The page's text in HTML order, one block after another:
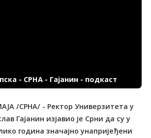
- СРНА - Гајанин - подкаст
/СРНА/ - Ректор Универзитета у
Гајанин изјавио је Срни да су у
година значајно унапријеђени